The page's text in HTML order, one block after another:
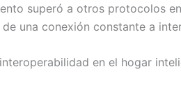
superó a otros protocolos
de una conexión constante a
en el hogar